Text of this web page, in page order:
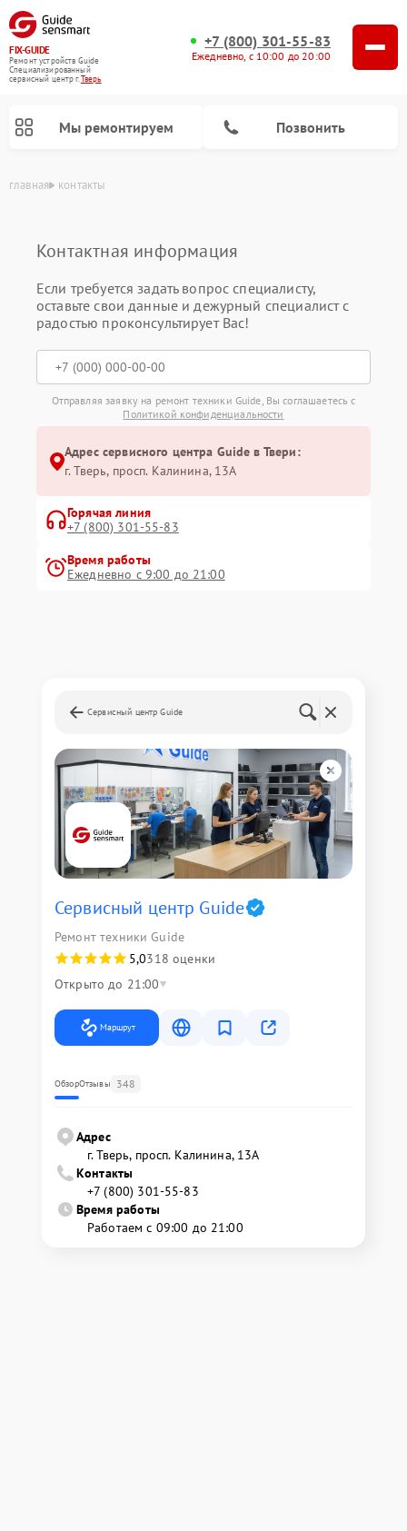
FIX-GUIDE
Ремонт устройств Guide
Специализированный
cервисный центр г.Тверь
+7 (800) 301-55-83
Ежедневно, с 10:00 до 20:00
Мы ремонтируем Позвонить
главная контакты
Контактная информация
Если требуется задать вопрос специалисту,
оставьте свои данные и дежурный специалист с
радостью проконсультирует Вас!
Отправляя заявку на ремонт техники Guide, Вы соглашаетесь с
Политикой конфиденциальности
Адрес сервисного центра Guide в Твери:
г. Тверь, просп. Калинина, 13А
Горячая линия
+7 (800) 301-55-83
Время работы
Ежедневно с 9:00 до 21:00
Сервисный центр Guide
Сервисный центр Guide
Ремонт техники Guide
5,0318 оценки
Открыто до 21:00
Маршрут
ОбзорОтзывы 348
Адрес
г. Тверь, просп. Калинина, 13А
Контакты
+7 (800) 301-55-83
Время работы
Работаем с 09:00 до 21:00